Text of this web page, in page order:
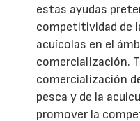
estas ayudas
competitividad de
acuícolas en el
comercialización.
comercialización
pesca y de la
promover la